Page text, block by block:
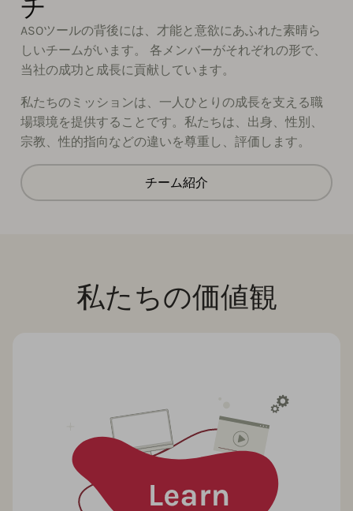
チ
ASOツールの背後には、才能と意欲にあふれた素晴ら
しいチームがいます。 各メンバーがそれぞれの形で、
当社の成功と成長に貢献しています。
私たちのミッションは、一人ひとりの成長を支える職
場環境を提供することです。私たちは、出身、性別、
宗教、性的指向などの違いを尊重し、評価します。
チーム紹介
私たちの価値観